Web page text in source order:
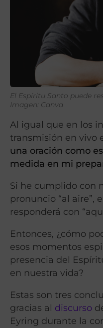
El Espíritu Santo puede
Imagen: Canva
Al igual que en los
transmisión en vivo
una oración como
medida en mi
Si he cumplido con
pronuncio “al aire”,
responderá con
Entonces, ¿cómo
esos momentos
presencia del
en nuestra vida?
Estas son tres
gracias al discurso
Eyring durante la